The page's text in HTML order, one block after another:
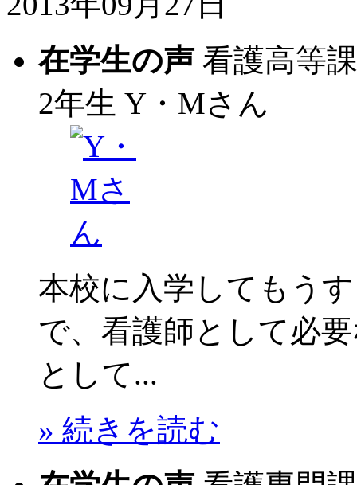
在学生の声 看護高等
2年生 Y・Mさん
本校に入学してもう
で、看護師として必
として...
» 続きを読む